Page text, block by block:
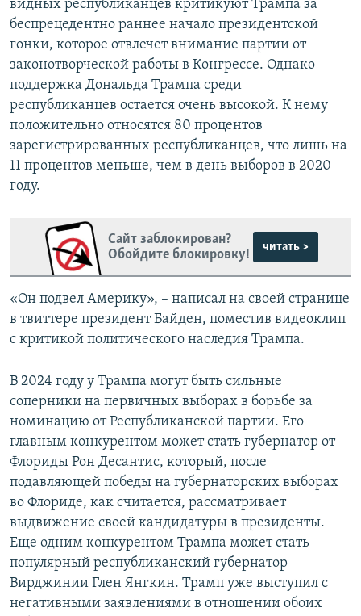
видных республиканцев критикуют Трампа за
беспрецедентно раннее начало президентской
гонки, которое отвлечет внимание партии от
законотворческой работы в Конгрессе. Однако
поддержка Дональда Трампа среди
республиканцев остается очень высокой. К нему
положительно относятся 80 процентов
зарегистрированных республиканцев, что лишь на
11 процентов меньше, чем в день выборов в 2020
году.
Сайт заблокирован?
Обойдите блокировку!
читать >
«Он подвел Америку», – написал на своей странице
в твиттере президент Байден, поместив видеоклип
с критикой политического наследия Трампа.
В 2024 году у Трампа могут быть сильные
соперники на первичных выборах в борьбе за
номинацию от Республиканской партии. Его
главным конкурентом может стать губернатор от
Флориды Рон Десантис, который, после
подавляющей победы на губернаторских выборах
во Флориде, как считается, рассматривает
выдвижение своей кандидатуры в президенты.
Еще одним конкурентом Трампа может стать
популярный республиканский губернатор
Вирджинии Глен Янгкин. Трамп уже выступил с
негативными заявлениями в отношении обоих